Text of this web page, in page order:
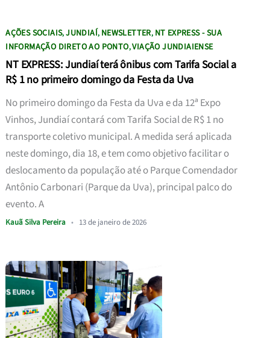
AÇÕES SOCIAIS,JUNDIAÍ, NEWSLETTER, NT EXPRESS - SUA
INFORMAÇÃO DIRETO AO PONTO,VIAÇÃO JUNDIAIENSE
NT EXPRESS: Jundiaí terá ônibus com Tarifa Social a
R$ 1 no primeiro domingo da Festa da Uva
No primeiro domingo da Festa da Uva e da 12ª Expo
Vinhos, Jundiaí contará com Tarifa Social de R$ 1 no
transporte coletivo municipal. A medida será aplicada
neste domingo, dia 18, e tem como objetivo facilitar o
deslocamento da população até o Parque Comendador
Antônio Carbonari (Parque da Uva), principal palco do
evento. A
Kauã Silva Pereira • 13 de janeiro de 2026